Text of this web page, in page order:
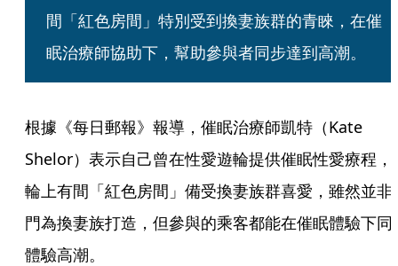
間「紅色房間」特別受到換妻族群的青睞，在催
眠治療師協助下，幫助參與者同步達到高潮。
根據《每日郵報》報導，催眠治療師凱特（Kate
Shelor）表示自己曾在性愛遊輪提供催眠性愛療程，
輪上有間「紅色房間」備受換妻族群喜愛，雖然並非
門為換妻族打造，但參與的乘客都能在催眠體驗下同
體驗高潮。